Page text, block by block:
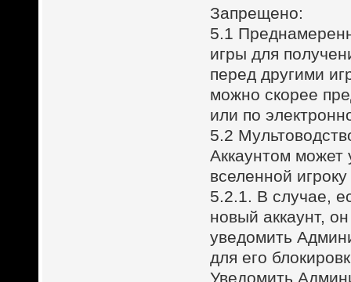
Запрещено:
5.1
игры для
перед другими
можно скорее
или по
5.2
Аккаунтом может
вселенной
5.2.1. В случае,
новый аккаунт,
уведомить
для его
Уведомить